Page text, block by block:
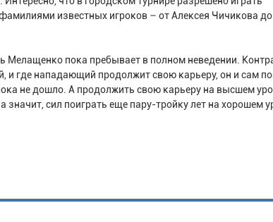
известных игроков – от Алексея Чичикова
Мелащенко пока пребывает в полном неведении.
и где нападающий продолжит свою карьеру, он и сам
не дошло. А продолжить свою карьеру на высшем
значит, сил поиграть еще пару-тройку лет на хорошем